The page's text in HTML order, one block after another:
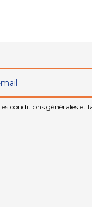
conditions générales et